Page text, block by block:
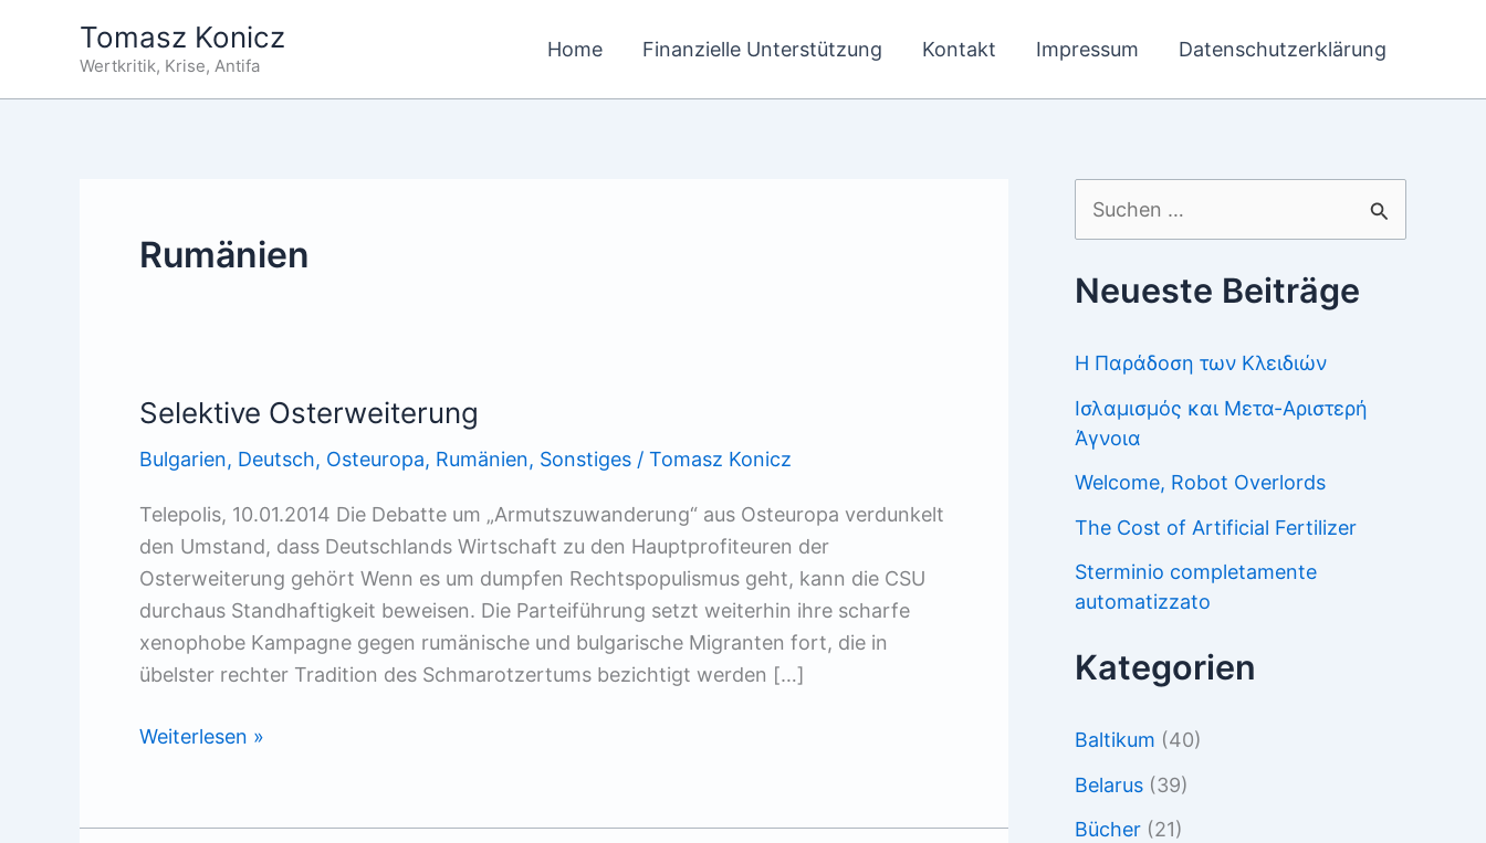
Tomasz Konicz
Wertkritik, Krise, Antifa
Home Finanzielle Unterstützung Kontakt Impressum Datenschutzerklärung
Rumänien
Selektive Osterweiterung
Bulgarien, Deutsch, Osteuropa, Rumänien, Sonstiges / Tomasz Konicz
Telepolis, 10.01.2014 Die Debatte um „Armutszuwanderung“ aus Osteuropa verdunkelt
den Umstand, dass Deutschlands Wirtschaft zu den Hauptprofiteuren der
Osterweiterung gehört Wenn es um dumpfen Rechtspopulismus geht, kann die CSU
durchaus Standhaftigkeit beweisen. Die Parteiführung setzt weiterhin ihre scharfe
xenophobe Kampagne gegen rumänische und bulgarische Migranten fort, die in
übelster rechter Tradition des Schmarotzertums bezichtigt werden […]
Selektive
Weiterlesen »
Suchen
nach:
Neueste Beiträge
Η Παράδοση των Κλειδιών
Ισλαμισμός και Μετα-Αριστερή
Άγνοια
Welcome, Robot Overlords
The Cost of Artificial Fertilizer
Sterminio completamente
automatizzato
Kategorien
Baltikum (40)
Belarus (39)
Bücher (21)